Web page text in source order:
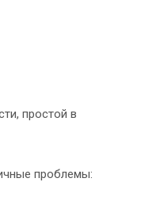
простой в
проблемы: